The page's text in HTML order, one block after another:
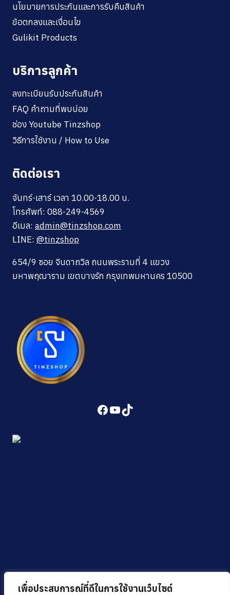
เพื่อประสบการณ์ที่ดีในการใช้งานเว็บไซต์
นโยบายการประกันและการรับคืนสินค้า
ข้อตกลงและเงื่อนไข
Gulikit Products
บริการลูกค้า
ลงทะเบียนรับประกันสินค้า
FAQ คำถามที่พบบ่อย
ช่อง Youtube Tinzshop
วิธีการใช้งาน / How to Use
ติดต่อเรา
จันทร์-เสาร์ เวลา 10.00-18.00 น.
โทรศัพท์: 088-249-4569
อีเมล: admin@tinzshop.com
LINE: @tinzshop
654/9 ซอย จินดาถวิล ถนนพระรามที่ 4 แขวง
มหาพฤฒาราม เขตบางรัก กรุงเทพมหานคร 10500
Facebook
YouTube
TikTok